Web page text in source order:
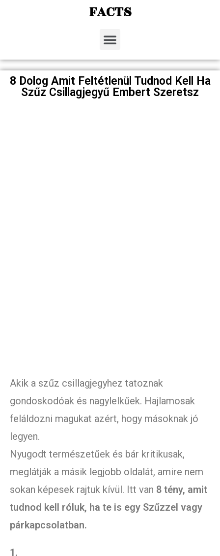
FACTS
8 Dolog Amit Feltétlenül Tudnod Kell Ha
Szűz Csillagjegyű Embert Szeretsz
Akik a szűz csillagjegyhez tatoznak
gondoskodóak és nagylelkűek. Hajlamosak
feláldozni magukat azért, hogy másoknak jó
legyen.
Nyugodt természetűek és bár kritikusak,
meglátják a másik legjobb oldalát, amire nem
sokan képesek rajtuk kívül. Itt van 8 tény, amit
tudnod kell róluk, ha te is egy Szűzzel vagy
párkapcsolatban.
1.